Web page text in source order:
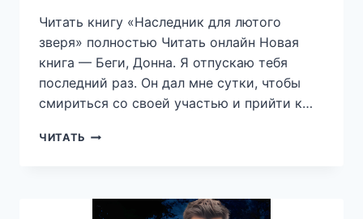
Читать книгу «Наследник для лютого
зверя» полностью Читать онлайн Новая
книга — Беги, Донна. Я отпускаю тебя
последний раз. Он дал мне сутки, чтобы
смириться со своей участью и прийти к…
ЧИТАТЬ НАСЛЕДНИК
—
АННА